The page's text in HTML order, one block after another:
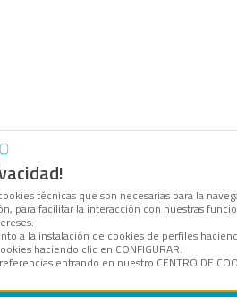
técnicas que son necesarias para la
para facilitar la interacción con nuestras
a la instalación de cookies de perfiles
haciendo clic en CONFIGURAR.
entrando en nuestro CENTRO DE